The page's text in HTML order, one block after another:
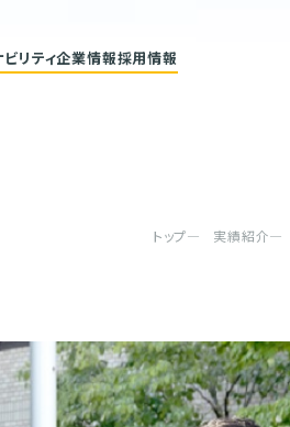
リティ企業情報採用情報
トップ 実績紹介